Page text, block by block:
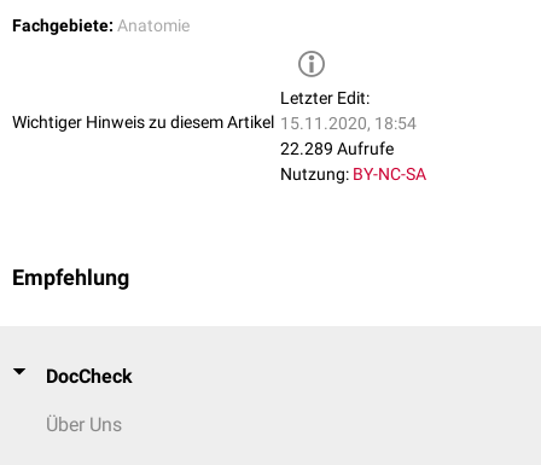
Fachgebiete: Anatomie
Wichtiger Hinweis zu diesem Artikel
Letzter Edit:
15.11.2020, 18:54
22.289 Aufrufe
Nutzung: BY-NC-SA
Empfehlung
DocCheck
Über Uns